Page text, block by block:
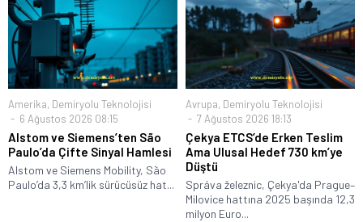
Amerika, Demiryolu Teknolojisi
6 Ağustos 2026 08:15
Alstom ve Siemens’ten São
Paulo’da Çifte Sinyal Hamlesi
Alstom ve Siemens Mobility, São
Paulo’da 3,3 km’lik sürücüsüz hat...
Avrupa, Demiryolu Teknolojisi
7 Ağustos 2026 18:13
Çekya ETCS’de Erken Teslim
Ama Ulusal Hedef 730 km’ye
Düştü
Správa železnic, Çekya'da Prague–
Milovice hattına 2025 başında 12,3
milyon Euro...